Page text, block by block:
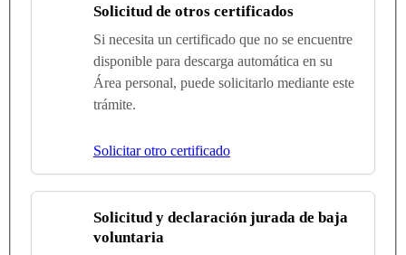
Solicitud de otros certificados
Si necesita un certificado que no se encuentre
disponible para descarga automática en su
Área personal, puede solicitarlo mediante este
trámite.
Solicitar otro certificado
Solicitud y declaración jurada de baja
voluntaria